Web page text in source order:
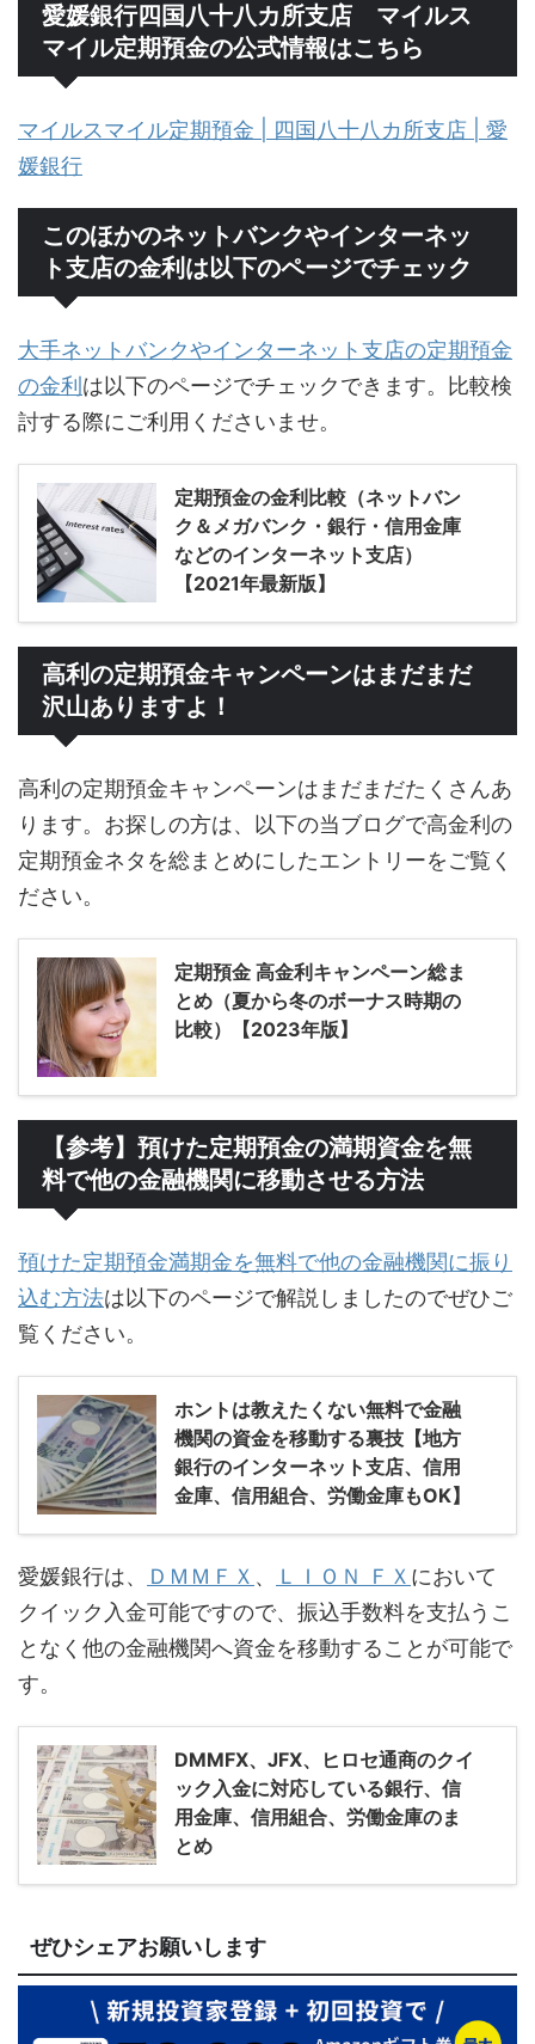
愛媛銀行四国八十八カ所支店 マイルス
マイル定期預金の公式情報はこちら
マイルスマイル定期預金 | 四国八十八カ所支店 | 愛
媛銀行
このほかのネットバンクやインターネッ
ト支店の金利は以下のページでチェック
大手ネットバンクやインターネット支店の定期預金
の金利 は以下のページでチェックできます。比較検
討する際にご利用くださいませ。
定期預金の金利比較（ネットバン
ク＆メガバンク・銀行・信用金庫
などのインターネット支店）
【2021年最新版】
高利の定期預金キャンペーンはまだまだ
沢山ありますよ！
高利の定期預金キャンペーンはまだまだたくさんあ
ります。お探しの方は、以下の当ブログで高金利の
定期預金ネタを総まとめにしたエントリーをご覧く
ださい。
定期預金 高金利キャンペーン総ま
とめ（夏から冬のボーナス時期の
比較）【2023年版】
【参考】預けた定期預金の満期資金を無
料で他の金融機関に移動させる方法
預けた定期預金満期金を無料で他の金融機関に振り
込む方法は以下のページで解説しましたのでぜひご
覧ください。
ホントは教えたくない無料で金融
機関の資金を移動する裏技【地方
銀行のインターネット支店、信用
金庫、信用組合、労働金庫もOK】
愛媛銀行は、 ＤＭＭＦＸ 、 ＬＩＯＮ ＦＸ において
クイック入金可能ですので、振込手数料を支払うこ
となく他の金融機関へ資金を移動することが可能で
す。
DMMFX、JFX、ヒロセ通商のクイ
ック入金に対応している銀行、信
用金庫、信用組合、労働金庫のま
とめ
ぜひシェアお願いします